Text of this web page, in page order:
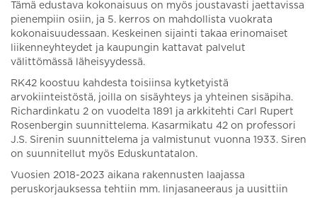
Tämä edustava kokonaisuus on myös joustavasti jaettavissa
pienempiin osiin, ja 5. kerros on mahdollista vuokrata
kokonaisuudessaan. Keskeinen sijainti takaa erinomaiset
liikenneyhteydet ja kaupungin kattavat palvelut
välittömässä läheisyydessä.
RK42 koostuu kahdesta toisiinsa kytketyistä
arvokiinteistöstä, joilla on sisäyhteys ja yhteinen sisäpiha.
Richardinkatu 2 on vuodelta 1891 ja arkkitehti Carl Rupert
Rosenbergin suunnittelema. Kasarmikatu 42 on professori
J.S. Sirenin suunnittelema ja valmistunut vuonna 1933. Siren
on suunnitellut myös Eduskuntatalon.
Vuosien 2018-2023 aikana rakennusten laajassa
peruskorjauksessa tehtiin mm. linjasaneeraus ja uusittiin